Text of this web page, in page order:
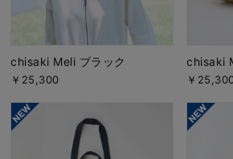
chisaki Meli ブラック
￥25,300
chisaki
￥